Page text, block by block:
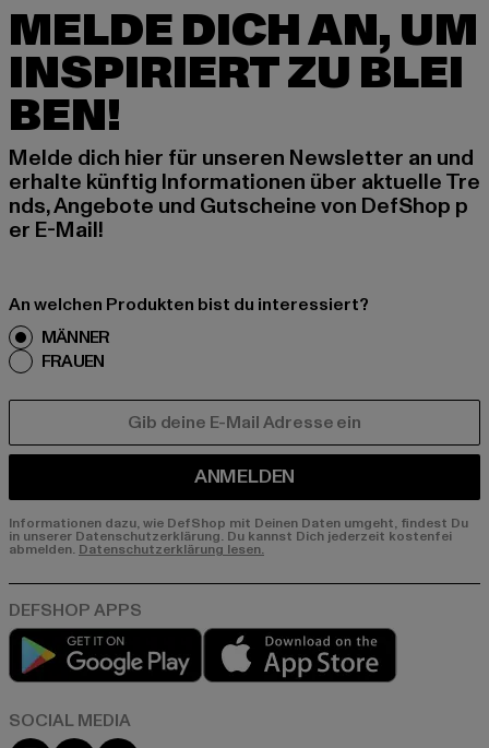
MELDE DICH AN, UM
INSPIRIERT ZU BLEI
BEN!
Melde dich hier für unseren Newsletter an und
erhalte künftig Informationen über aktuelle Tre
nds, Angebote und Gutscheine von DefShop p
er E-Mail!
An welchen Produkten bist du interessiert?
MÄNNER
FRAUEN
ANMELDEN
Informationen dazu, wie DefShop mit Deinen Daten umgeht, findest Du
in unserer Datenschutzerklärung. Du kannst Dich jederzeit kostenfei
abmelden.Datenschutzerklärung lesen.
Play market